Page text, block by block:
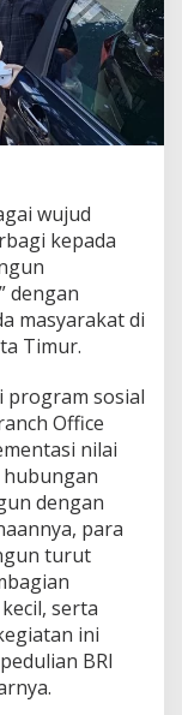
wujud
kepada
dengan
masyarakat di
Timur.
program sosial
Office
nilai
hubungan
dengan
para
turut
serta
ini
BRI